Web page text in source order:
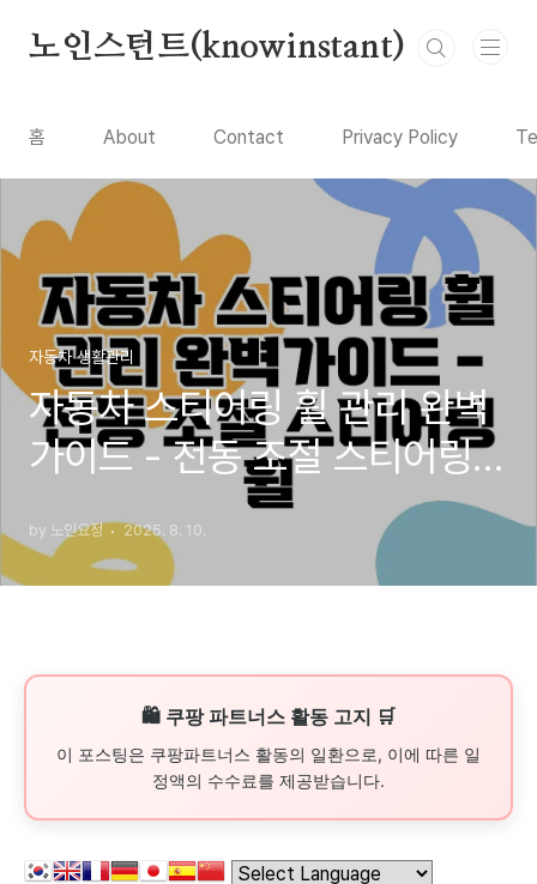
노인스턴트(knowinstant)
홈 About Contact Privacy Policy
자동차 생활관리
자동차 스티어링 휠 관리 완벽
가이드 - 전동 조절 스티어링
휠, 스티어링 휠 열선, 텔레스
코픽 스티어링 휠
by 노인요정 2025. 8. 10.
🛍️ 쿠팡 파트너스 활동 고지 🛒
이 포스팅은 쿠팡파트너스 활동의 일환으로, 이에 따른 일
정액의 수수료를 제공받습니다.